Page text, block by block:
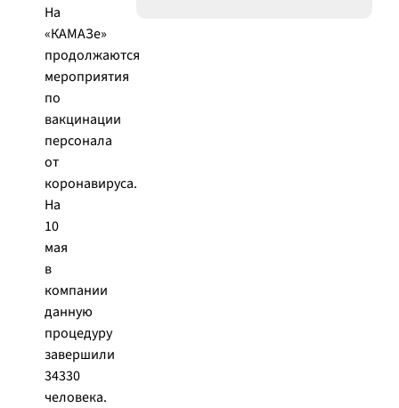
На
«КАМАЗе»
продолжаются
мероприятия
по
вакцинации
персонала
от
коронавируса.
На
10
мая
в
компании
данную
процедуру
завершили
34330
человека.